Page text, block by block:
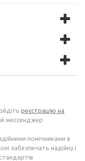
реєстрацію на
мессенджер
помічниками в
забезпечать надійну і